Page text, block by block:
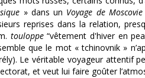
» dans un Voyage de Moscovie
reprises dans la relation,
touloppe“vêtement d'hiver en
que le mot « tchinovnik »
Le véritable voyageur attentif
et veut lui faire goûter